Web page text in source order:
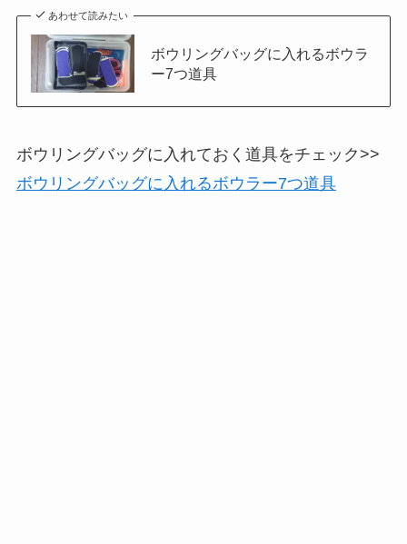
あわせて読みたい
ボウリングバッグに入れるボウラ
ー7つ道具
ボウリングバッグに入れておく道具をチェック>>
ボウリングバッグに入れるボウラー7つ道具